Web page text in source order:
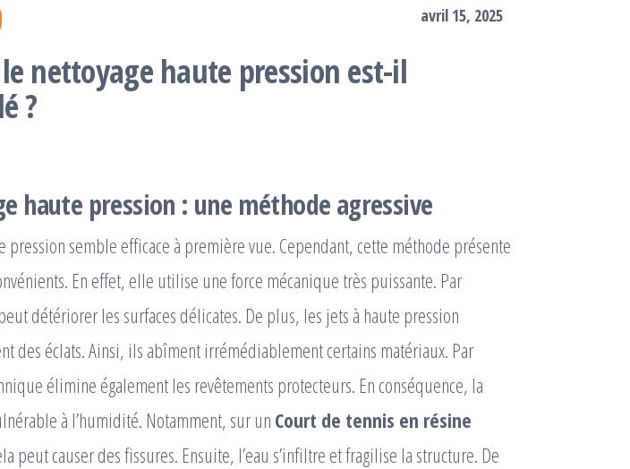
avril 15, 2025
nettoyage haute pression est-il
?
haute pression : une méthode agressive
pression semble efficace à première vue. Cependant, cette méthode présente
En effet, elle utilise une force mécanique très puissante. Par
détériorer les surfaces délicates. De plus, les jets à haute pression
des éclats. Ainsi, ils abîment irrémédiablement certains matériaux. Par
élimine également les revêtements protecteurs. En conséquence, la
à l’humidité. Notamment, sur un Court de tennis en résine
peut causer des fissures. Ensuite, l’eau s’infiltre et fragilise la structure. De